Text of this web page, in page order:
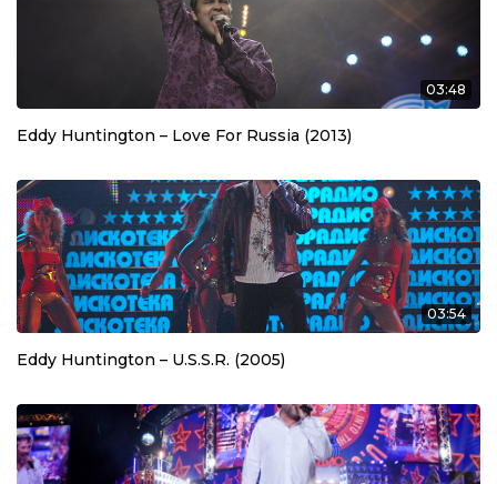
03:48
Eddy Huntington – Love For Russia (2013)
03:54
Eddy Huntington – U.S.S.R. (2005)